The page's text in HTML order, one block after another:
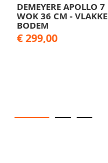
DEMEYERE APOLLO 7
WOK 36 CM - VLAKKE
BODEM
€ 299,00